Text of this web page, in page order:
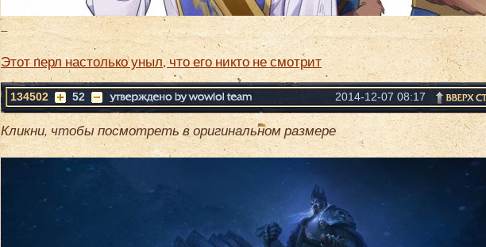
_
Этот перл настолько уныл, что его никто не смотрит
134502 52 2014-12-07 08:17
Кликни, чтобы посмотреть в оригинальном размере